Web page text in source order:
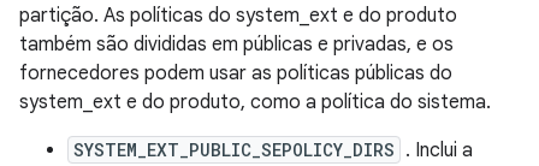
partição. As políticas do system_ext e do produto
também são divididas em públicas e privadas, e os
fornecedores podem usar as políticas públicas do
system_ext e do produto, como a política do sistema.
SYSTEM_EXT_PUBLIC_SEPOLICY_DIRS . Inclui a